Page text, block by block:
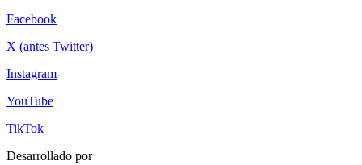
Facebook
X (antes Twitter)
Instagram
YouTube
TikTok
Desarrollado por